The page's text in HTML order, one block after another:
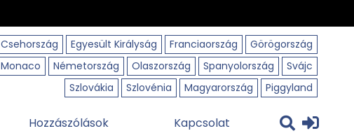
Csehország Egyesült Királyság Franciaország
Görögország
Monaco Németország Olaszország Spanyolország
Svájc
Szlovákia
Szlovénia Magyarország Piggyland
Hozzászólások Kapcsolat